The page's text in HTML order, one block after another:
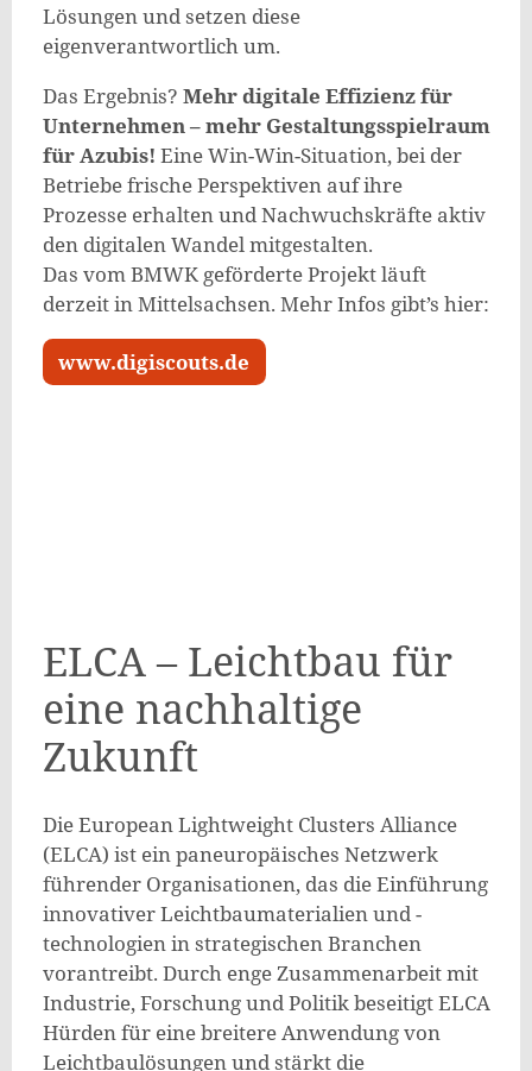
Lösungen und setzen diese
eigenverantwortlich um.
Das Ergebnis? Mehr digitale Effizienz für
Unternehmen – mehr Gestaltungsspielraum
für Azubis! Eine Win-Win-Situation, bei der
Betriebe frische Perspektiven auf ihre
Prozesse erhalten und Nachwuchskräfte aktiv
den digitalen Wandel mitgestalten.
Das vom BMWK geförderte Projekt läuft
derzeit in Mittelsachsen. Mehr Infos gibt’s hier:
www.digiscouts.de
ELCA – Leichtbau für
eine nachhaltige
Zukunft
Die European Lightweight Clusters Alliance
(ELCA) ist ein paneuropäisches Netzwerk
führender Organisationen, das die Einführung
innovativer Leichtbaumaterialien und -
technologien in strategischen Branchen
vorantreibt. Durch enge Zusammenarbeit mit
Industrie, Forschung und Politik beseitigt ELCA
Hürden für eine breitere Anwendung von
Leichtbaulösungen und stärkt die